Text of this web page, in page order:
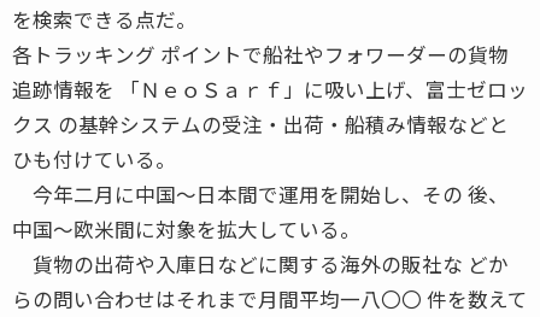
を検索できる点だ。
各トラッキング ポイントで船社やフォワーダーの貨物
追跡情報を 「ＮｅｏＳａｒｆ」に吸い上げ、富士ゼロッ
クス の基幹システムの受注・出荷・船積み情報などと
ひも付けている。
今年二月に中国〜日本間で運用を開始し、その 後、
中国〜欧米間に対象を拡大している。
貨物の出荷や入庫日などに関する海外の販社な どか
らの問い合わせはそれまで月間平均一八〇〇 件を数えて